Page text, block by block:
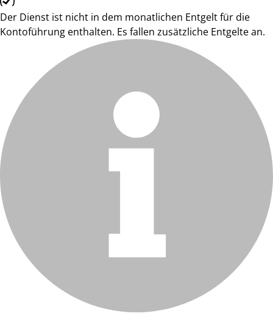
Der Dienst ist nicht in dem monatlichen Entgelt für die
Kontoführung enthalten. Es fallen zusätzliche Entgelte an.